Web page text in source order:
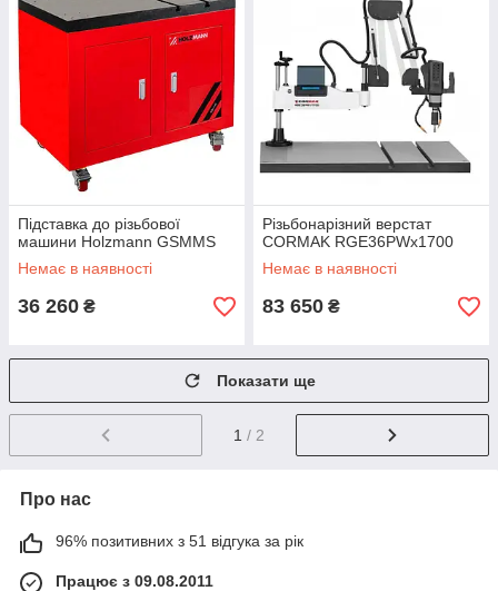
Підставка до різьбової
машини Holzmann GSMMS
Немає в наявності
36 260 ₴
Різьбонарізний верстат
CORMAK RGE36PWx1700
Немає в наявності
83 650 ₴
Показати ще
1 / 2
Про нас
96% позитивних з 51 відгука за рік
Працює з 09.08.2011